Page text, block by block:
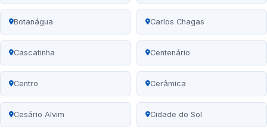
Botanágua Carlos Chagas
Cascatinha Centenário
Centro Cerâmica
Cesário Alvim Cidade do Sol